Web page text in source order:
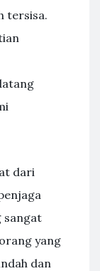
tersisa.
dari
sangat
yang
dan